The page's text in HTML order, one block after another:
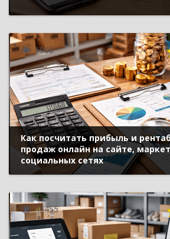
1906
Как посчитать прибыль и
продаж онлайн на сайте,
социальных сетях
45455